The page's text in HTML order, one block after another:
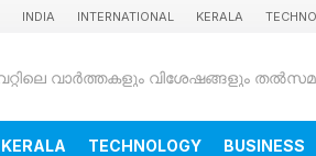
INDIA INTERNATIONAL KERALA
KERALA TECHNOLOGY BUSINESS